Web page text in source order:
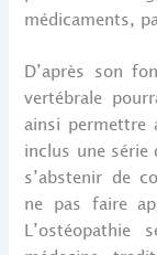
médicaments,
D’après son
vertébrale
ainsi permettre
inclus une série
s’abstenir de
ne pas faire